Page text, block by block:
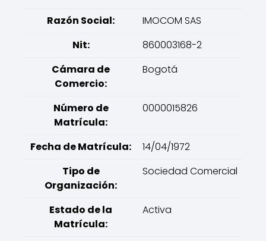
Razón Social:
IMOCOM SAS
Nit:
860003168-2
Cámara de
Comercio:
Bogotá
Número de
Matrícula:
0000015826
Fecha de Matrícula:
14/04/1972
Tipo de
Organización:
Sociedad Comercial
Estado de la
Matrícula:
Activa